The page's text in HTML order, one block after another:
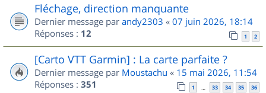
Fléchage, direction manquante
Dernier message par andy2303 « 07 juin 2026, 18:14
Réponses : 12 1 2
[Carto VTT Garmin] : La carte parfaite ?
Dernier message par Moustachu « 15 mai 2026, 11:54
Réponses : 351 1 … 33 34 35 36